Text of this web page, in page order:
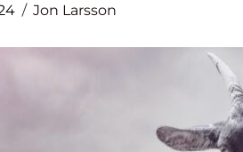
Jon Larsson